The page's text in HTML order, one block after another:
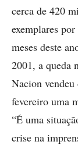
cerca de 420
exemplares
meses deste
2001, a queda
Nacion vendeu
fevereiro uma
“É uma
crise na